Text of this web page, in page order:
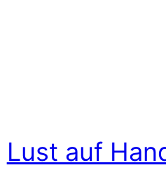
Lust auf